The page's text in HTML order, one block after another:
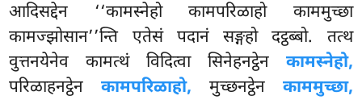
आदिसद्देन ‘‘कामस्नेहो कामपरिळाहो काममुच्छा
कामज्झोसान’’न्ति एतेसं पदानं सङ्गहो दट्ठब्बो. तत्थ
वुत्तनयेनेव कामत्थं विदित्वा सिनेहनट्ठेन कामस्नेहो,
परिळाहनट्ठेनकामपरिळाहो, मुच्छनट्ठेन काममुच्छा,